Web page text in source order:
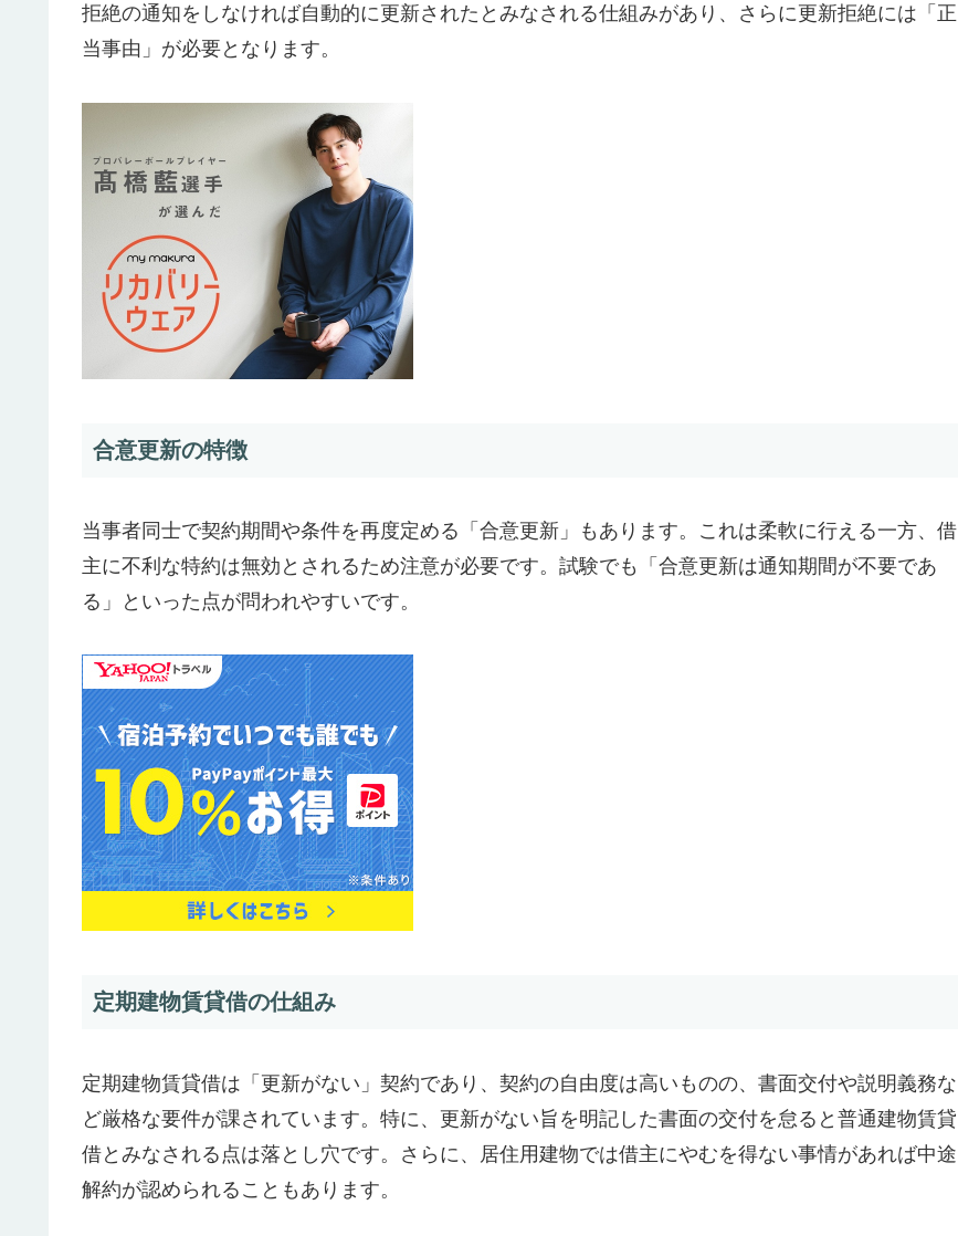
拒絶の通知をしなければ自動的に更新されたとみなされる仕組みがあり、さらに更新拒絶には「正
当事由」が必要となります。
合意更新の特徴
当事者同士で契約期間や条件を再度定める「合意更新」もあります。これは柔軟に行える一方、借
主に不利な特約は無効とされるため注意が必要です。試験でも「合意更新は通知期間が不要であ
る」といった点が問われやすいです。
定期建物賃貸借の仕組み
定期建物賃貸借は「更新がない」契約であり、契約の自由度は高いものの、書面交付や説明義務な
ど厳格な要件が課されています。特に、更新がない旨を明記した書面の交付を怠ると普通建物賃貸
借とみなされる点は落とし穴です。さらに、居住用建物では借主にやむを得ない事情があれば中途
解約が認められることもあります。